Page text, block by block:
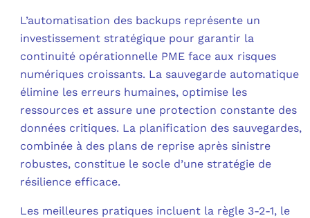
L’automatisation des backups représente un
investissement stratégique pour garantir la
continuité opérationnelle PME face aux risques
numériques croissants. La sauvegarde automatique
élimine les erreurs humaines, optimise les
ressources et assure une protection constante des
données critiques. La planification des sauvegardes,
combinée à des plans de reprise après sinistre
robustes, constitue le socle d’une stratégie de
résilience efficace.
Les meilleures pratiques incluent la règle 3-2-1, le